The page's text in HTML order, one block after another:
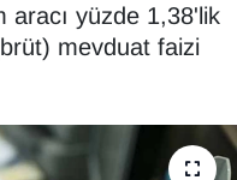
aracı yüzde 1,38'lik
mevduat faizi